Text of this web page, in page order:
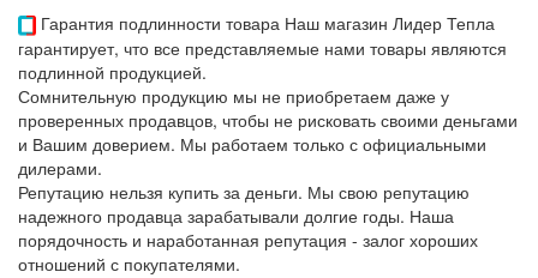
Гарантия подлинности товара Наш магазин Лидер Тепла
гарантирует, что все представляемые нами товары являются
подлинной продукцией.
Сомнительную продукцию мы не приобретаем даже у
проверенных продавцов, чтобы не рисковать своими деньгами
и Вашим доверием. Мы работаем только с официальными
дилерами.
Репутацию нельзя купить за деньги. Мы свою репутацию
надежного продавца зарабатывали долгие годы. Наша
порядочность и наработанная репутация - залог хороших
отношений с покупателями.